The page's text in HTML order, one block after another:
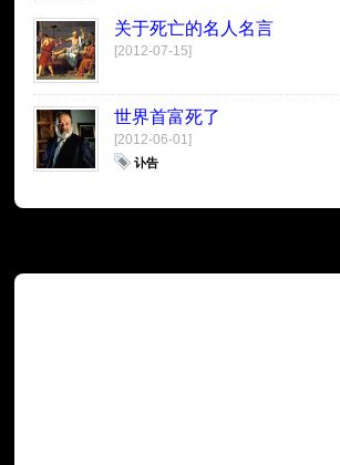
关于死亡的名人名言
[2012-07-15]
世界首富死了
[2012-06-01]
讣告